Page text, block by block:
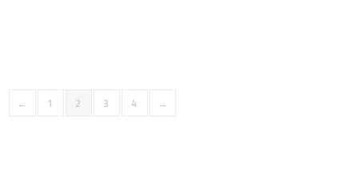
← 1 2 3 4 →